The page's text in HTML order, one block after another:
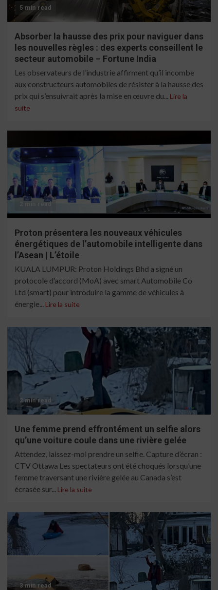
5 min read
Absorber la hausse des prix pour naviguer dans
les nouvelles règles : des experts conseillent le
secteur automobile – Fortune India
Les observateurs de l’industrie affirment qu’il incombe
aux constructeurs automobiles de résister à la hausse des
prix qui s’ensuivrait après la mise en œuvre du... Lire la
suite
2 min read
Proton présentera les nouveaux véhicules
énergétiques de l’automobile intelligente dans
l’Asean | L’étoile
KUALA LUMPUR: Proton Holdings Bhd a signé un
protocole d’accord (MoA) avec smart Automobile Co
Ltd (smart) pour introduire la gamme de véhicules à
énergie... Lire la suite
2 min read
Une femme prend effrontément un selfie alors
qu’une voiture coule dans une rivière gelée
Attendez, laissez-moi prendre un selfie. Capture d’écran :
CTV Ottawa Les spectateurs ont été choqués lorsqu’une
femme traversant une rivière gelée au Canada s’est
écrasée sur... Lire la suite
3 min read